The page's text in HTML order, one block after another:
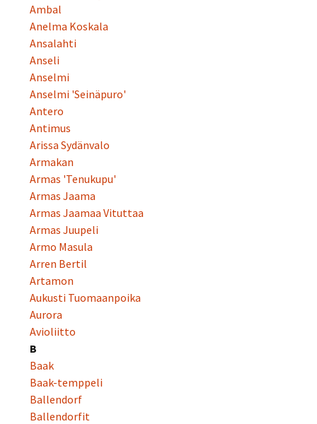
Ambal
Anelma Koskala
Ansalahti
Anseli
Anselmi
Anselmi 'Seinäpuro'
Antero
Antimus
Arissa Sydänvalo
Armakan
Armas 'Tenukupu'
Armas Jaama
Armas Jaamaa Vituttaa
Armas Juupeli
Armo Masula
Arren Bertil
Artamon
Aukusti Tuomaanpoika
Aurora
Avioliitto
B
Baak
Baak-temppeli
Ballendorf
Ballendorfit